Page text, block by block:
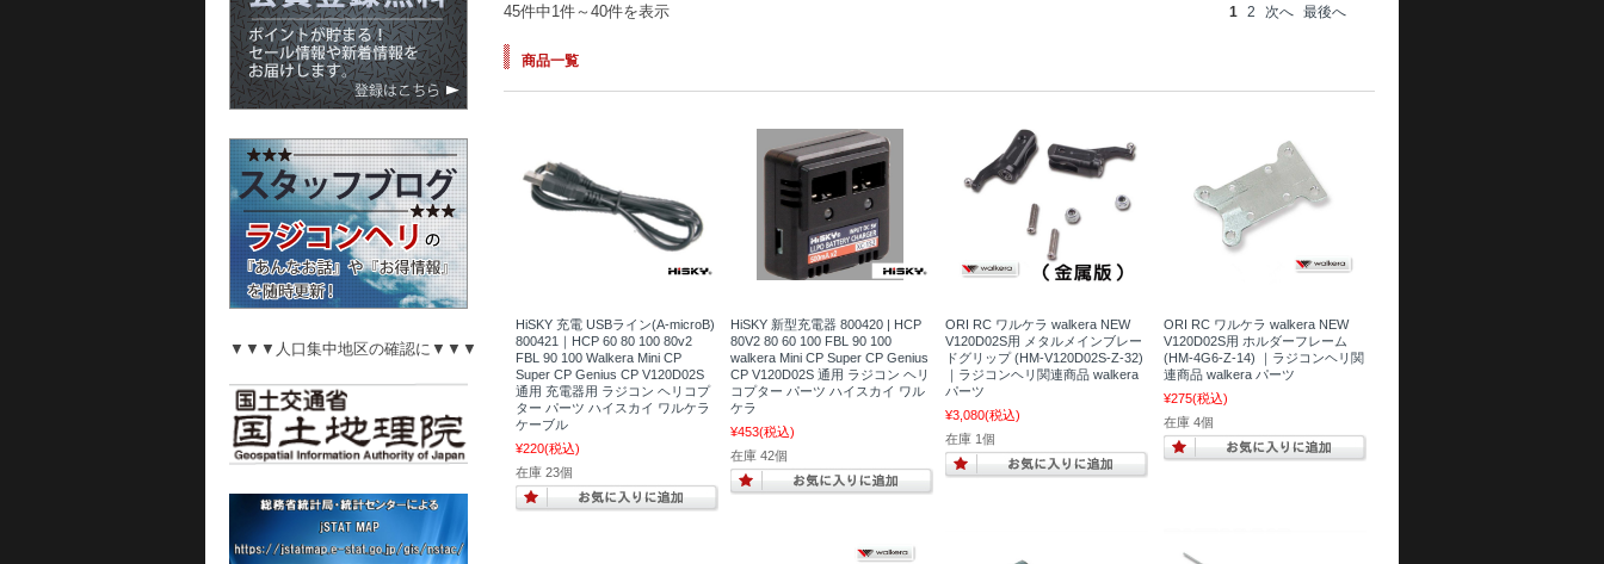
45件中1件～40件を表示 1 2 次へ 最後へ
商品一覧
HiSKY 充電 USBライン(A-microB)
800421｜HCP 60 80 100 80v2
FBL 90 100 Walkera Mini CP
Super CP Genius CP V120D02S
通用 充電器用 ラジコン ヘリコプ
ター パーツ ハイスカイ ワルケラ
ケーブル
¥220(税込)
在庫 23個
HiSKY 新型充電器 800420 | HCP
80V2 80 60 100 FBL 90 100
walkera Mini CP Super CP Genius
CP V120D02S 通用 ラジコン ヘリ
コプター パーツ ハイスカイ ワル
ケラ
¥453(税込)
在庫 42個
ORI RC ワルケラ walkera NEW
V120D02S用 メタルメインブレー
ドグリップ (HM-V120D02S-Z-32)
｜ラジコンヘリ関連商品 walkera
パーツ
¥3,080(税込)
在庫 1個
ORI RC ワルケラ walkera NEW
V120D02S用 ホルダーフレーム
(HM-4G6-Z-14) ｜ラジコンヘリ関
連商品 walkera パーツ
¥275(税込)
在庫 4個
▼▼▼人口集中地区の確認に▼▼▼